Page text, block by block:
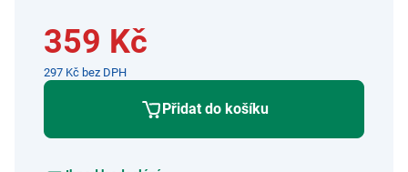
359 Kč
297 Kč bez DPH
Přidat do košíku